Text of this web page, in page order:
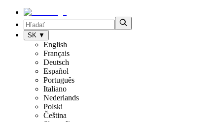
SK ▼
English
Français
Deutsch
Español
Português
Italiano
Nederlands
Polski
Čeština